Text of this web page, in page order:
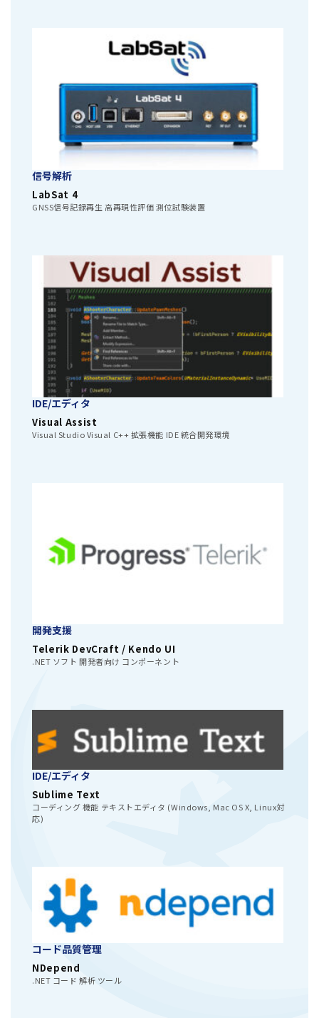
信号解析
LabSat 4
GNSS信号記録再生 高再現性評価 測位試験装置
IDE/エディタ
Visual Assist
Visual Studio Visual C++ 拡張機能 IDE 統合開発環境
開発支援
Telerik DevCraft / Kendo UI
.NET ソフト 開発者向け コンポーネント
IDE/エディタ
Sublime Text
コーディング 機能 テキストエディタ (Windows, Mac OS X, Linux対
応)
コード品質管理
NDepend
.NET コード 解析 ツール